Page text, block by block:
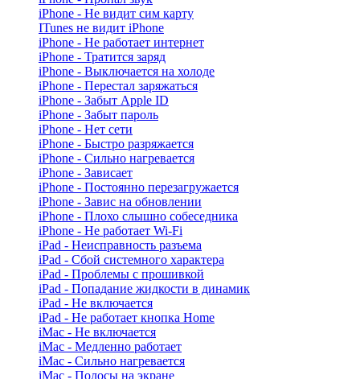
iPhone - Не видит сим карту
ITunes не видит iPhone
iPhone - Не работает интернет
iPhone - Тратится заряд
iPhone - Выключается на холоде
iPhone - Перестал заряжаться
iPhone - Забыт Apple ID
iPhone - Забыт пароль
iPhone - Нет сети
iPhone - Быстро разряжается
iPhone - Сильно нагревается
iPhone - Зависает
iPhone - Постоянно перезагружается
iPhone - Завис на обновлении
iPhone - Плохо слышно собеседника
iPhone - Не работает Wi-Fi
iPad - Неисправность разъема
iPad - Сбой системного характера
iPad - Проблемы с прошивкой
iPad - Попадание жидкости в динамик
iPad - Не включается
iPad - Не работает кнопка Home
iMac - Не включается
iMac - Медленно работает
iMac - Сильно нагревается
iMac - Полосы на экране